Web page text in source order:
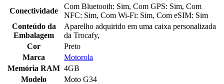
Conectividade
Com Bluetooth: Sim, Com GPS: Sim, Com
NFC: Sim, Com Wi-Fi: Sim, Com eSIM: Sim
Conteúdo da
Embalagem
Aparelho adquirido em uma caixa personalizada
da Trocafy,
Cor
Preto
Marca
Motorola
Memória RAM 4GB
Modelo
Moto G34